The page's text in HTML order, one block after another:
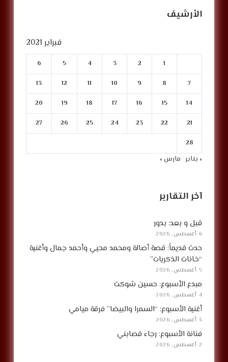
الأرشيف
فبراير 2021
1
2
3
4
5
6
7
8
9
10
11
12
13
14
15
16
17
18
19
20
21
22
23
24
25
26
27
28
« يناير مارس »
آخر التقارير
قبل و بعد: بدور
6 أغسطس, 2026
حدث قديماً: قصة أصالة ومحمد محيي وأحمد جمال وأغنية
“خانات الذكريات”
5 أغسطس, 2026
مبدع الأسبوع: حسين شوكت
4 أغسطس, 2026
أغنية الأسبوع: “السمرا والبيضا” فرقة ميامي
3 أغسطس, 2026
فنانة الأسبوع: رجاء قصابني
2 أغسطس, 2026